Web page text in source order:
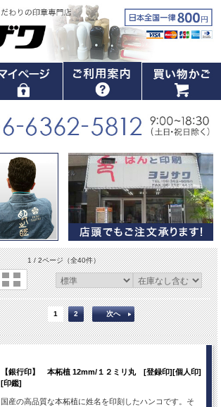
1 / 2ページ（全40件）
1 2 次へ
【銀行印】 本柘植 12mm/１２ミリ丸 [登録印][個人印]
[印鑑]
国産の高品質な本柘植に姓名を印刻したハンコです。そ